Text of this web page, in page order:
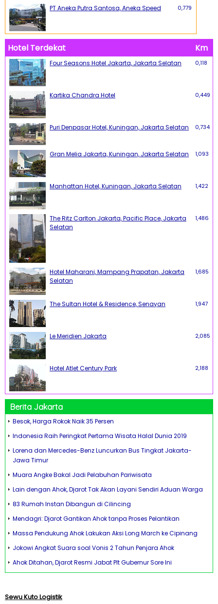
PT Aneka Putra Santosa, Aneka Speed 0,779
Hotel Terdekat Km
Four Seasons Hotel Jakarta, Jakarta Selatan 0,118
Kartika Chandra Hotel 0,449
Puri Denpasar Hotel, Kuningan, Jakarta Selatan 0,734
Gran Melia Jakarta, Kuningan, Jakarta Selatan 1,093
Manhattan Hotel, Kuningan, Jakarta Selatan 1,422
The Ritz Carlton Jakarta, Pacific Place, Jakarta
Selatan
1,486
Hotel Maharani, Mampang Prapatan, Jakarta
Selatan
1,685
The Sultan Hotel & Residence, Senayan 1,947
Le Meridien Jakarta 2,085
Hotel Atlet Century Park 2,188
Berita Jakarta
Besok, Harga Rokok Naik 35 Persen
Indonesia Raih Peringkat Pertama Wisata Halal Dunia 2019
Lorena dan Mercedes-Benz Luncurkan Bus Tingkat Jakarta-
Jawa Timur
Muara Angke Bakal Jadi Pelabuhan Pariwisata
Lain dengan Ahok, Djarot Tak Akan Layani Sendiri Aduan Warga
83 Rumah Instan Dibangun di Cilincing
Mendagri: Djarot Gantikan Ahok tanpa Proses Pelantikan
Massa Pendukung Ahok Lakukan Aksi Long March ke Cipinang
Jokowi Angkat Suara soal Vonis 2 Tahun Penjara Ahok
Ahok Ditahan, Djarot Resmi Jabat Plt Gubernur Sore Ini
Sewu Kuto Logistik